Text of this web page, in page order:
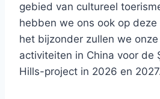
gebied van cultureel
hebben we ons ook op
het bijzonder zullen we
activiteiten in China voor de
Hills-project in 2026 en